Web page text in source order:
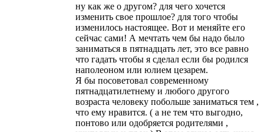
ну как же о другом? для чего хочется
изменить свое прошлое? для того чтобы
изменилось настоящее. Вот и меняйте его
сейчас сами! А мечтать чем бы надо было
заниматься в пятнадцать лет, это все равно
что гадать чтобы я сделал если бы родился
наполеоном или юлием цезарем.
Я бы посоветовал современному
пятнадцатилетнему и любого другого
возраста человеку побольше заниматься тем ,
что ему нравится. ( а не тем что выгодно,
понтово или одобряется родителями ,